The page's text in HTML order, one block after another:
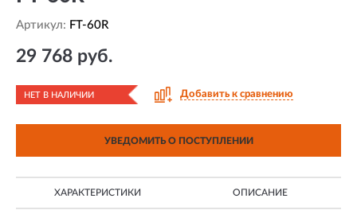
Артикул: FT-60R
29 768 руб.
НЕТ В НАЛИЧИИ Добавить к сравнению
УВЕДОМИТЬ О ПОСТУПЛЕНИИ
ХАРАКТЕРИСТИКИ ОПИСАНИЕ